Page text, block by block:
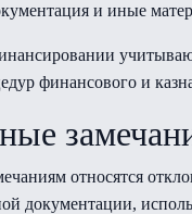
и иные
финансового и
относятся
документации,